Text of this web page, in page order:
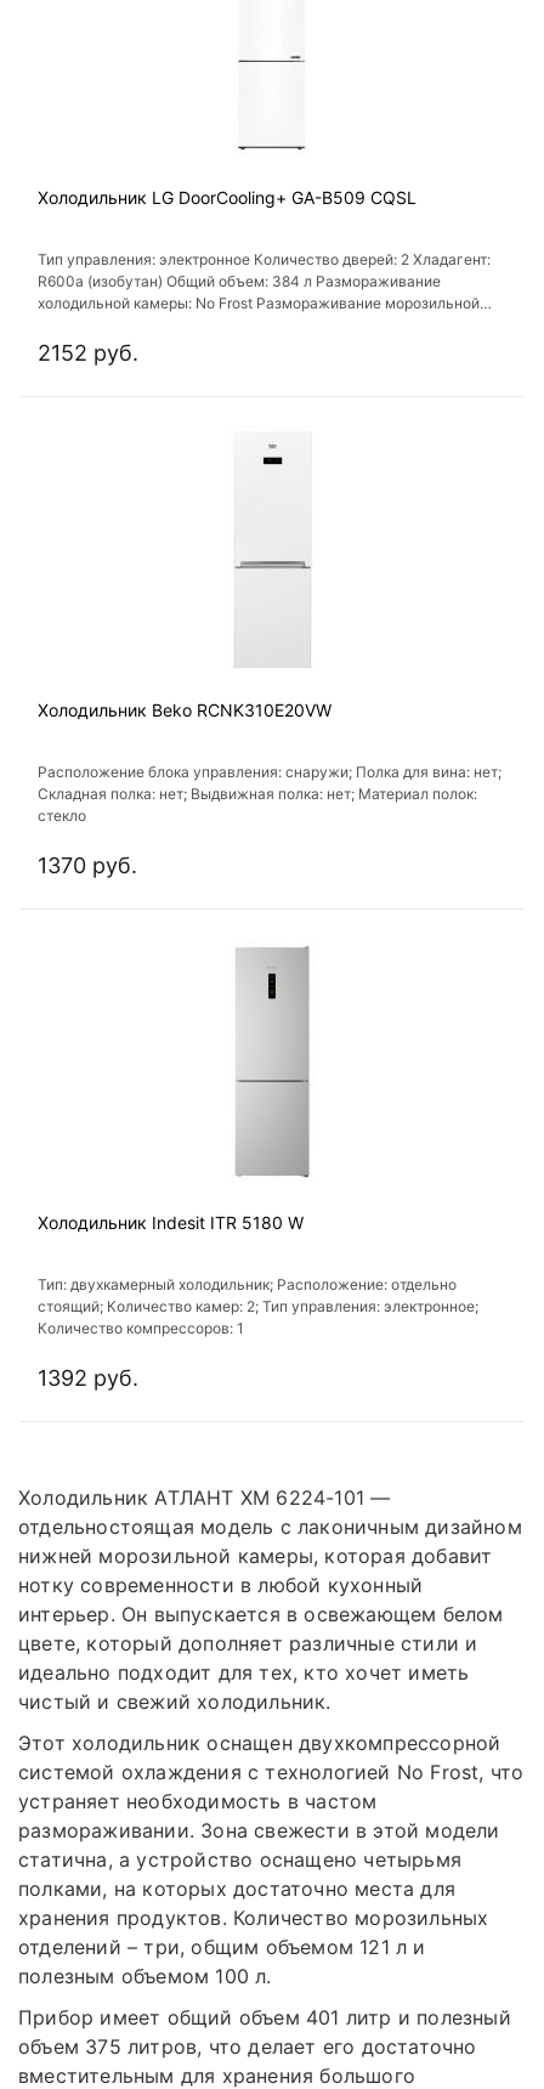
Холодильник LG DoorCooling+ GA-B509 CQSL
Тип управления: электронное Количество дверей: 2 Хладагент:
R600a (изобутан) Общий объем: 384 л Размораживание
холодильной камеры: No Frost Размораживание морозильной
2152 руб.
Холодильник Beko RCNK310E20VW
Расположение блока управления: снаружи; Полка для вина: нет;
Складная полка: нет; Выдвижная полка: нет; Материал полок:
стекло
1370 руб.
Холодильник Indesit ITR 5180 W
Тип: двухкамерный холодильник; Расположение: отдельно
стоящий; Количество камер: 2; Тип управления: электронное;
Количество компрессоров: 1
1392 руб.
Холодильник АТЛАНТ ХМ 6224-101 —
отдельностоящая модель с лаконичным дизайном
нижней морозильной камеры, которая добавит
нотку современности в любой кухонный
интерьер. Он выпускается в освежающем белом
цвете, который дополняет различные стили и
идеально подходит для тех, кто хочет иметь
чистый и свежий холодильник.
Этот холодильник оснащен двухкомпрессорной
системой охлаждения с технологией No Frost, что
устраняет необходимость в частом
размораживании. Зона свежести в этой модели
статична, а устройство оснащено четырьмя
полками, на которых достаточно места для
хранения продуктов. Количество морозильных
отделений – три, общим объемом 121 л и
полезным объемом 100 л.
Прибор имеет общий объем 401 литр и полезный
объем 375 литров, что делает его достаточно
вместительным для хранения большого